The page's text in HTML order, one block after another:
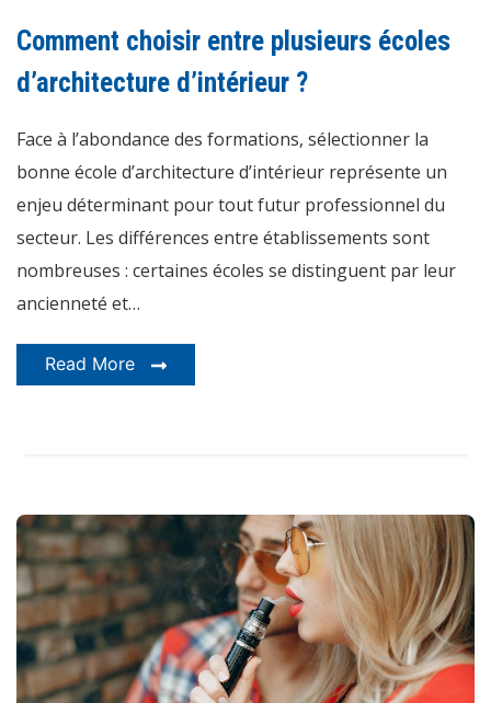
entre
plusieurs
écoles
d’architecture
d’intérieur
Comment choisir entre plusieurs écoles
d’architecture d’intérieur ?
Face à l’abondance des formations, sélectionner la
bonne école d’architecture d’intérieur représente un
enjeu déterminant pour tout futur professionnel du
secteur. Les différences entre établissements sont
nombreuses : certaines écoles se distinguent par leur
ancienneté et…
Read More